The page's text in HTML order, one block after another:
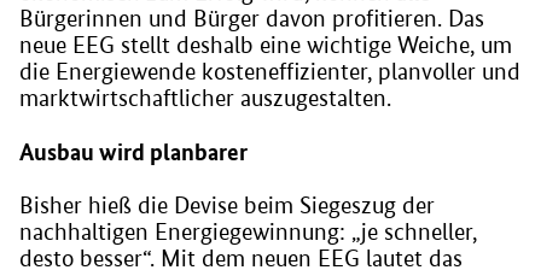
Bürgerinnen und Bürger davon profitieren. Das
neue EEG stellt deshalb eine wichtige Weiche, um
die Energiewende kosteneffizienter, planvoller und
marktwirtschaftlicher auszugestalten.
Ausbau wird planbarer
Bisher hieß die Devise beim Siegeszug der
nachhaltigen Energiegewinnung: „je schneller,
desto besser“. Mit dem neuen EEG lautet das